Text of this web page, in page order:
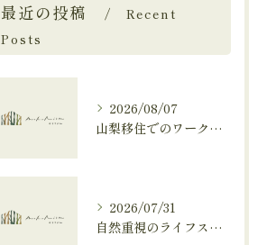
最近の投稿
Recent
Posts
2026/08/07
山梨移住でのワークライフを豊かにする住宅選びと自然気候を活かした働き方
2026/07/31
自然重視のライフスタイルと山梨で叶える山梨県南アルプス市南都留郡富士河口湖町の魅力